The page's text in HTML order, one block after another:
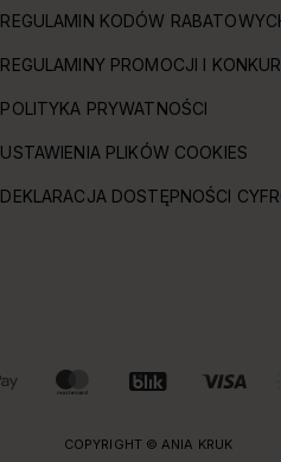
REGULAMIN KODÓW
REGULAMINY PROMOCJI I
POLITYKA PRYWATNOŚCI
USTAWIENIA PLIKÓW COOKIES
DEKLARACJA DOSTĘPNOŚCI
COPYRIGHT © ANIA KRUK